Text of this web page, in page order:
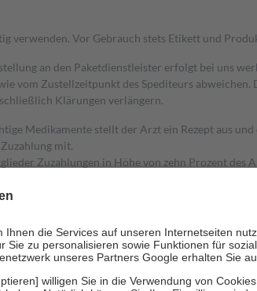
verwenden. Vor Gebrauch stets Etikett und
an den Paketdienstleister erfolgt bei uns
vom Zustellzeitpunkt des Spediteurs
Klärungen verlängern.
Medikamente stellt der Arzt ein Rezept aus
mit.
Zuzahlungen in Höhe von zehn Prozent des
auch für Online-Apotheken.
Versicherten für ihre eigene Gesundheit zu
bis zum vollendeten 18. Lebensjahr mit
und Früherkennung, die von der GKV